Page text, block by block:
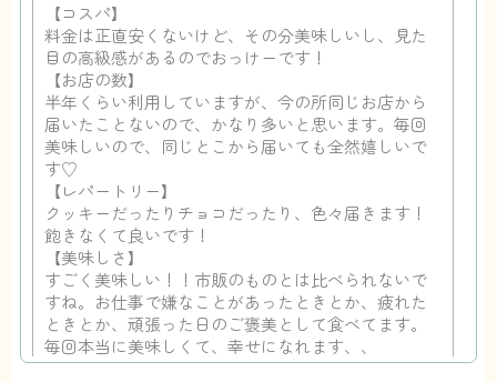
【コスパ】
料金は正直安くないけど、その分美味しいし、見た
目の高級感があるのでおっけーです！
【お店の数】
半年くらい利用していますが、今の所同じお店から
届いたことないので、かなり多いと思います。毎回
美味しいので、同じとこから届いても全然嬉しいで
す♡
【レパートリー】
クッキーだったりチョコだったり、色々届きます！
飽きなくて良いです！
【美味しさ】
すごく美味しい！！市販のものとは比べられないで
すね。お仕事で嫌なことがあったときとか、疲れた
ときとか、頑張った日のご褒美として食べてます。
毎回本当に美味しくて、幸せになれます、、
【見た目】